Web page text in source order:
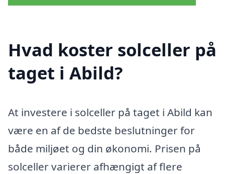
Hvad koster solceller på
taget i Abild?
At investere i solceller på taget i Abild kan
være en af de bedste beslutninger for
både miljøet og din økonomi. Prisen på
solceller varierer afhængigt af flere